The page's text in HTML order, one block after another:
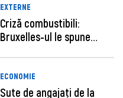
EXTERNE
Criză combustibili:
Bruxelles-ul le spune
ECONOMIE
Sute de angajaţi de la